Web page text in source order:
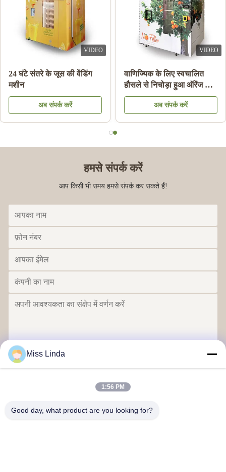
VIDEO
24 घंटे संतरे के जूस की वेंडिंग
मशीन
अब संपर्क करें
VIDEO
वाणिज्यिक के लिए स्वचालित
हौसले से निचोड़ा हुआ ऑरेंज जूस
वेंडिंग मशीन
अब संपर्क करें
हमसे संपर्क करें
आप किसी भी समय हमसे संपर्क कर सकते हैं!
Miss Linda
1:56 PM
Good day, what product are you looking for?